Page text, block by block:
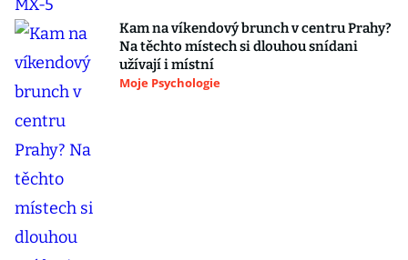
Kam na víkendový brunch v centru Prahy?
Na těchto místech si dlouhou snídani
užívají i místní
Moje Psychologie